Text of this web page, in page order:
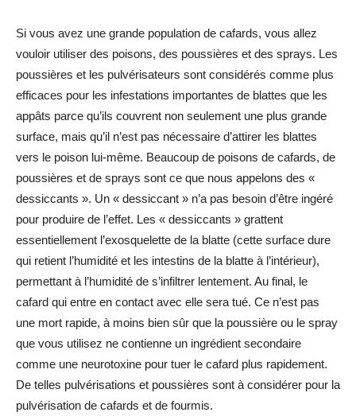
Si vous avez une grande population de cafards, vous allez
vouloir utiliser des poisons, des poussières et des sprays. Les
poussières et les pulvérisateurs sont considérés comme plus
efficaces pour les infestations importantes de blattes que les
appâts parce qu’ils couvrent non seulement une plus grande
surface, mais qu’il n’est pas nécessaire d’attirer les blattes
vers le poison lui-même. Beaucoup de poisons de cafards, de
poussières et de sprays sont ce que nous appelons des «
dessiccants ». Un « dessiccant » n’a pas besoin d’être ingéré
pour produire de l’effet. Les « dessiccants » grattent
essentiellement l’exosquelette de la blatte (cette surface dure
qui retient l’humidité et les intestins de la blatte à l’intérieur),
permettant à l’humidité de s’infiltrer lentement. Au final, le
cafard qui entre en contact avec elle sera tué. Ce n’est pas
une mort rapide, à moins bien sûr que la poussière ou le spray
que vous utilisez ne contienne un ingrédient secondaire
comme une neurotoxine pour tuer le cafard plus rapidement.
De telles pulvérisations et poussières sont à considérer pour la
pulvérisation de cafards et de fourmis.